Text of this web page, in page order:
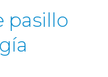
pasillo